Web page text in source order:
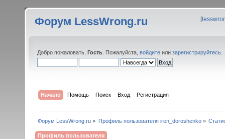
Форум LessWrong.ru [
Добро пожаловать, Гость . Пожалуйста, войдите или зарегистрируйтесь
Начало Помощь Поиск Вход Регистрация
Форум LessWrong.ru » Профиль пользователя iren_doroshenko»
Профиль пользователя